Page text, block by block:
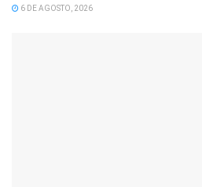
6 DE AGOSTO, 2026